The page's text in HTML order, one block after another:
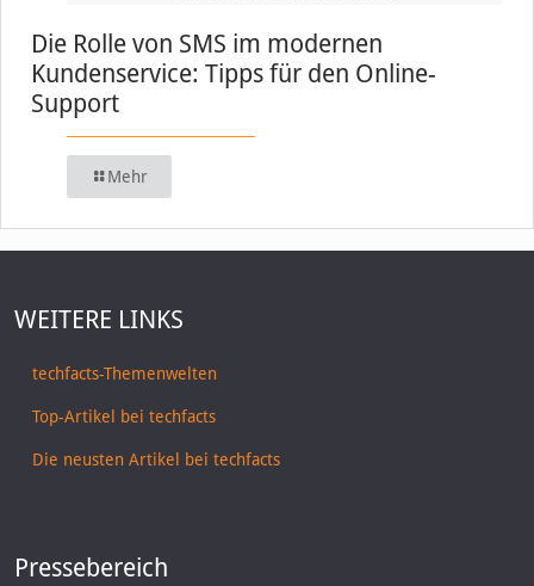
Die Rolle von SMS im modernen
Kundenservice: Tipps für den Online-
Support
Mehr
WEITERE LINKS
techfacts-Themenwelten
Top-Artikel bei techfacts
Die neusten Artikel bei techfacts
Pressebereich